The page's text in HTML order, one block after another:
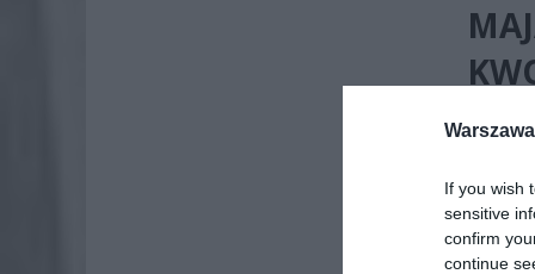
If you wish
sensitive
confirm
continue